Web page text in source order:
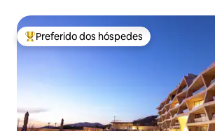
Entre os melhores preferidos dos hóspedes
Preferido dos hóspedes